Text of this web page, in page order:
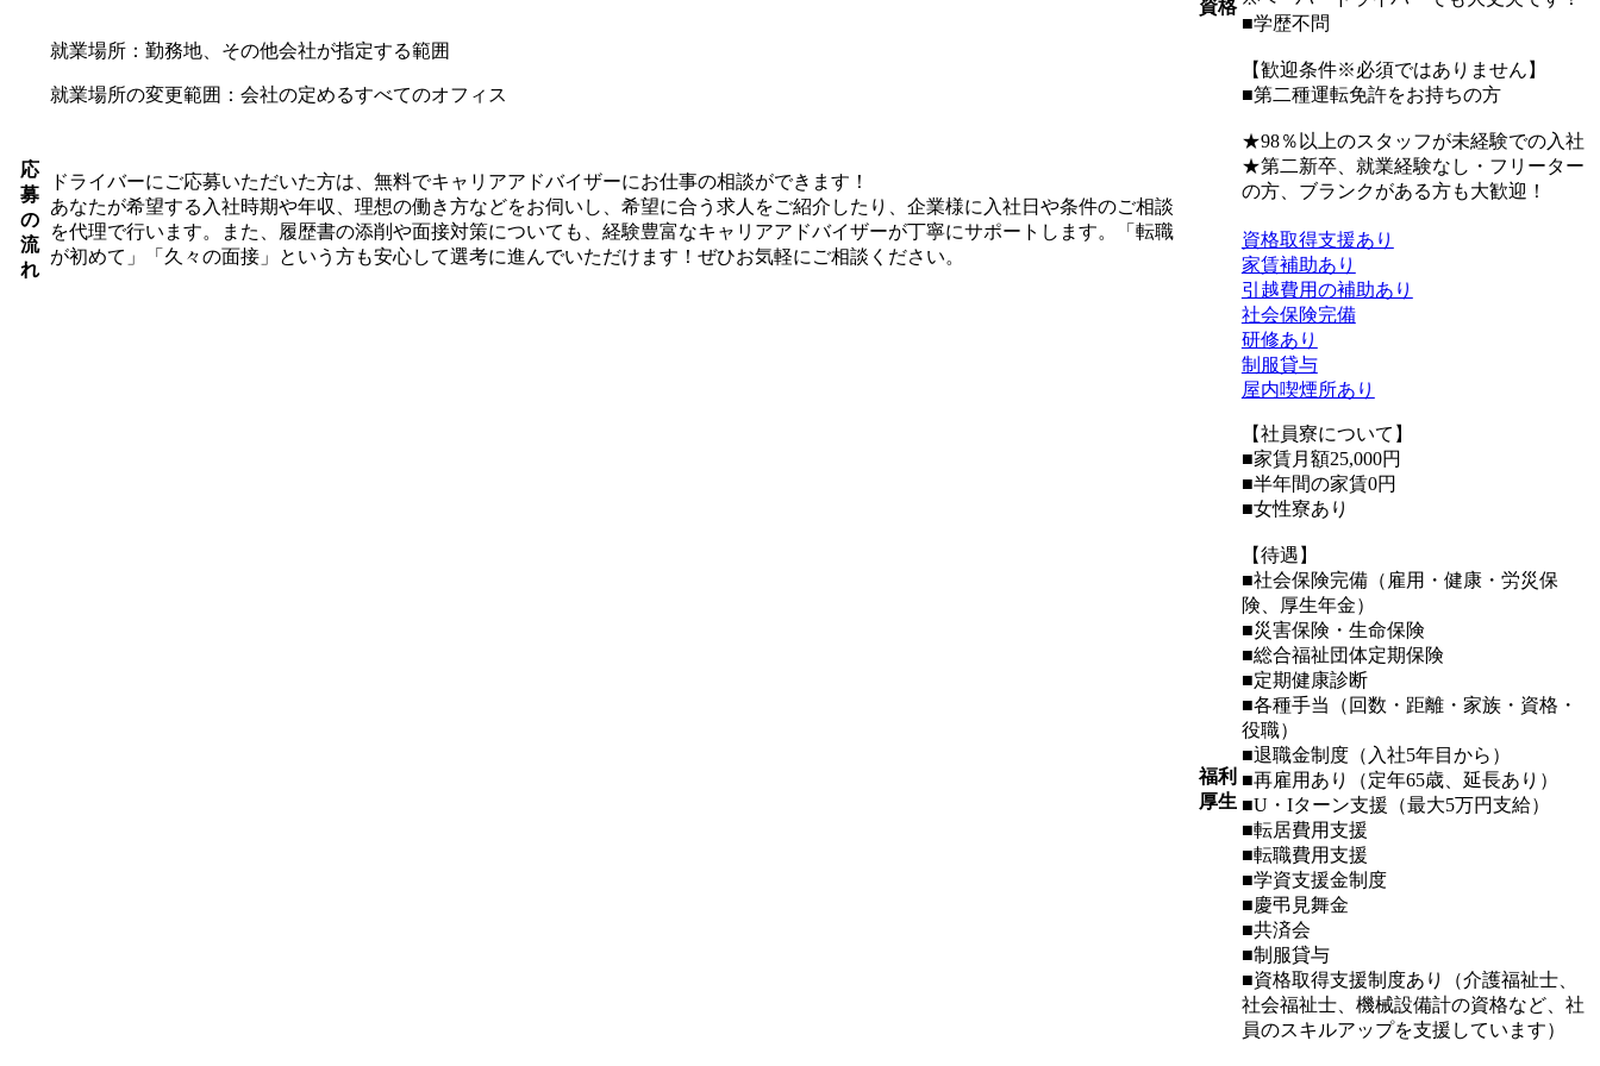
就業場所：勤務地、その他会社が指定する範囲
就業場所の変更範囲：会社の定めるすべてのオフィス
応
募
の
流
れ
ドライバーにご応募いただいた方は、無料でキャリアアドバイザーにお仕事の相談ができます！
あなたが希望する入社時期や年収、理想の働き方などをお伺いし、希望に合う求人をご紹介したり、企業様に入社日や条件のご相談
を代理で行います。また、履歴書の添削や面接対策についても、経験豊富なキャリアアドバイザーが丁寧にサポートします。「転職
が初めて」「久々の面接」という方も安心して選考に進んでいただけます！ぜひお気軽にご相談ください。
資格
■学歴不問
【歓迎条件※必須ではありません】
■第二種運転免許をお持ちの方
★98％以上のスタッフが未経験での入社
★第二新卒、就業経験なし・フリーター
の方、ブランクがある方も大歓迎！
福利
厚生
資格取得支援あり
家賃補助あり
引越費用の補助あり
社会保険完備
研修あり
制服貸与
屋内喫煙所あり
【社員寮について】
■家賃月額25,000円
■半年間の家賃0円
■女性寮あり
【待遇】
■社会保険完備（雇用・健康・労災保
険、厚生年金）
■災害保険・生命保険
■総合福祉団体定期保険
■定期健康診断
■各種手当（回数・距離・家族・資格・
役職）
■退職金制度（入社5年目から）
■再雇用あり（定年65歳、延長あり）
■U・Iターン支援（最大5万円支給）
■転居費用支援
■転職費用支援
■学資支援金制度
■慶弔見舞金
■共済会
■制服貸与
■資格取得支援制度あり（介護福祉士、
社会福祉士、機械設備計の資格など、社
員のスキルアップを支援しています）